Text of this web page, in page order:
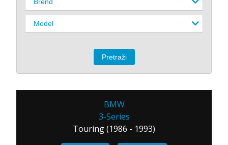
BMW
3-Series
Touring (1986 - 1993)